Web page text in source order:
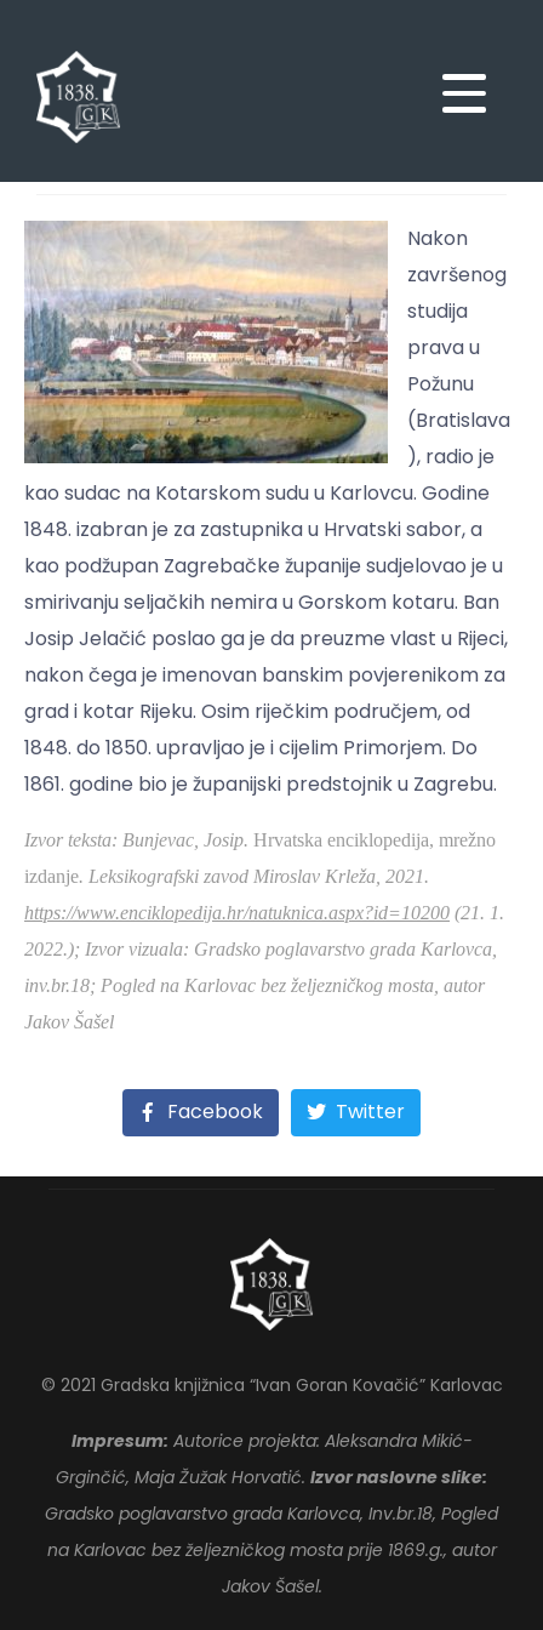
Nakon
završenog
studija
prava u
Požunu
(Bratislava
), radio je
kao sudac na Kotarskom sudu u Karlovcu. Godine
1848. izabran je za zastupnika u Hrvatski sabor, a
kao podžupan Zagrebačke županije sudjelovao je u
smirivanju seljačkih nemira u Gorskom kotaru. Ban
Josip Jelačić poslao ga je da preuzme vlast u Rijeci,
nakon čega je imenovan banskim povjerenikom za
grad i kotar Rijeku. Osim riječkim područjem, od
1848. do 1850. upravljao je i cijelim Primorjem. Do
1861. godine bio je županijski predstojnik u Zagrebu.
Izvor teksta: Bunjevac, Josip. Hrvatska enciklopedija, mrežno
izdanje. Leksikografski zavod Miroslav Krleža, 2021.
https://www.enciklopedija.hr/natuknica.aspx?id=10200 (21. 1.
2022.); Izvor vizuala: Gradsko poglavarstvo grada Karlovca,
inv.br.18; Pogled na Karlovac bez željezničkog mosta, autor
Jakov Šašel
Facebook Twitter
© 2021 Gradska knjižnica “Ivan Goran Kovačić” Karlovac
Impresum: Autorice projekta: Aleksandra Mikić-
Grginčić, Maja Žužak Horvatić. Izvor naslovne slike:
Gradsko poglavarstvo grada Karlovca, Inv.br.18, Pogled
na Karlovac bez željezničkog mosta prije 1869.g., autor
Jakov Šašel.